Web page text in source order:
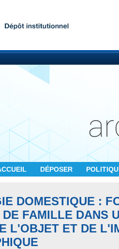
DÉPOSER
DOMESTIQUE :
FAMILLE DANS
L'OBJET ET DE